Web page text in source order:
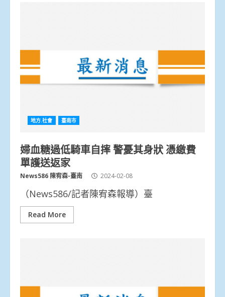
地方.社會 臺南市
婦血糖過低騎車自摔 警憂其身狀 憑繳費
單護送返家
News586 陳宥森-臺南 2024-02-08
（News586/記者陳宥森報導）臺
Read More